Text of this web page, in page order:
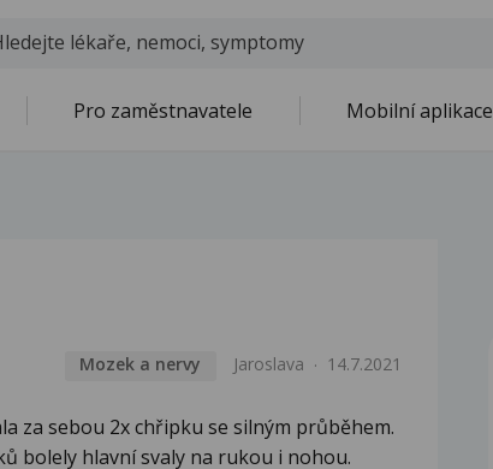
Pro zaměstnavatele Mobilní aplikace
Mozek a nervy Jaroslava 14.7.2021
za sebou 2x chřipku se silným průběhem.
bolely hlavní svaly na rukou i nohou.